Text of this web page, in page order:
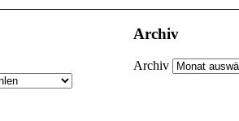
Archiv
Archiv